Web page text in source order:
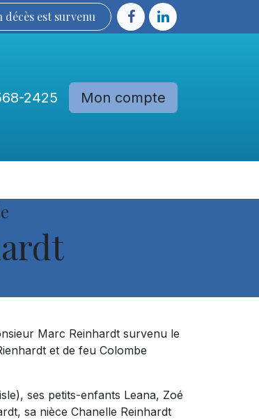
décès est sur​​​​​​​​ve​nu​​​​​​​​​​
2425 Mon compte
Marc Reinhardt survenu le
et de feu Colombe
ses petits-enfants Leana, Zoé
sa nièce Chanelle Reinhardt